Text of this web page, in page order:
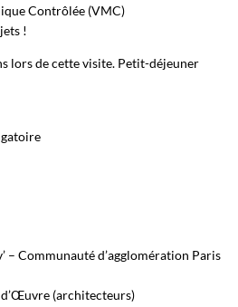
Contrôlée (VMC)
!
lors de cette visite. Petit-déjeuner
– Communauté d’agglomération Paris
(architecteurs)